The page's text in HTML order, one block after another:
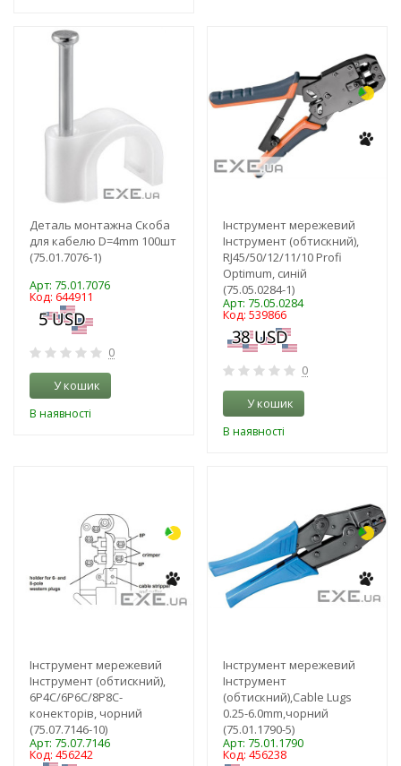
Деталь монтажна Скоба
для кабелю D=4mm 100шт
(75.01.7076-1)
Арт: 75.01.7076
Код: 644911
0
У кошик
В наявності
Інструмент мережевий
Інструмент (обтискний),
RJ45/50/12/11/10 Profi
Optimum, синій
(75.05.0284-1)
Арт: 75.05.0284
Код: 539866
0
У кошик
В наявності
Інструмент мережевий
Інструмент (обтискний),
6P4C/6P6C/8P8C-
конекторів, чорний
(75.07.7146-10)
Арт: 75.07.7146
Код: 456242
Інструмент мережевий
Інструмент
(обтискний),Cable Lugs
0.25-6.0mm,чорний
(75.01.1790-5)
Арт: 75.01.1790
Код: 456238